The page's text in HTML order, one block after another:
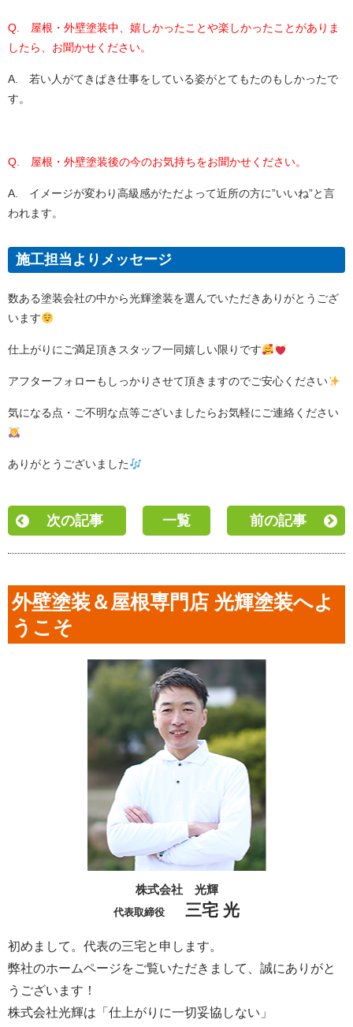
Q. 屋根・外壁塗装中、嬉しかったことや楽しかったことがありま
したら、お聞かせください。
A. 若い人がてきぱき仕事をしている姿がとてもたのもしかったで
す。
Q. 屋根・外壁塗装後の今のお気持ちをお聞かせください。
A. イメージが変わり高級感がただよって近所の方に”いいね”と言
われます。
施工担当よりメッセージ
数ある塗装会社の中から光輝塗装を選んでいただきありがとうござ
います
仕上がりにご満足頂きスタッフ一同嬉しい限りです
アフターフォローもしっかりさせて頂きますのでご安心ください
気になる点・ご不明な点等ございましたらお気軽にご連絡ください
ありがとうございました
次の記事 一覧 前の記事
外壁塗装＆屋根専門店 光輝塗装へよ
うこそ
株式会社 光輝
代表取締役 三宅 光
初めまして。代表の三宅と申します。
弊社のホームページをご覧いただきまして、誠にありがと
うございます！
株式会社光輝は「仕上がりに一切妥協しない」